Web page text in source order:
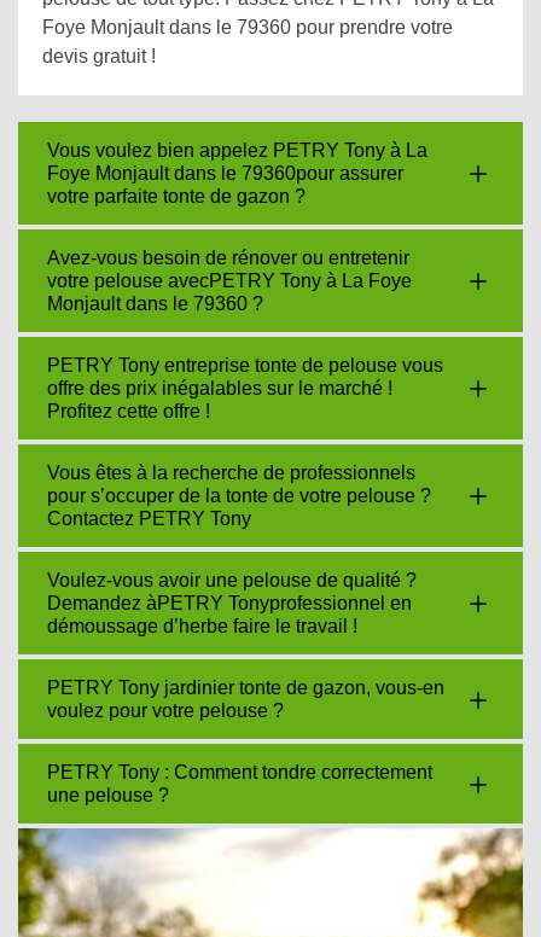
Foye Monjault dans le 79360 pour prendre votre
devis gratuit !
Vous voulez bien appelez PETRY Tony à La
Foye Monjault dans le 79360pour assurer
votre parfaite tonte de gazon ?
Avez-vous besoin de rénover ou entretenir
votre pelouse avecPETRY Tony à La Foye
Monjault dans le 79360 ?
PETRY Tony entreprise tonte de pelouse vous
offre des prix inégalables sur le marché !
Profitez cette offre !
Vous êtes à la recherche de professionnels
pour s’occuper de la tonte de votre pelouse ?
Contactez PETRY Tony
Voulez-vous avoir une pelouse de qualité ?
Demandez àPETRY Tonyprofessionnel en
démoussage d’herbe faire le travail !
PETRY Tony jardinier tonte de gazon, vous-en
voulez pour votre pelouse ?
PETRY Tony : Comment tondre correctement
une pelouse ?